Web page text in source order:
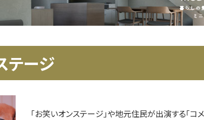
テージ
「お笑いオンステージ」や地元住民が出演する「コ